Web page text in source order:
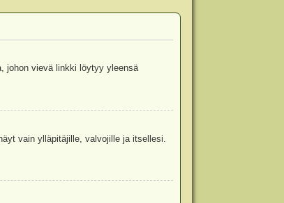
johon vievä linkki löytyy yleensä
vain ylläpitäjille, valvojille ja itsellesi.